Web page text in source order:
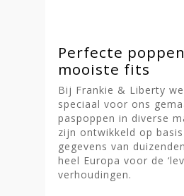
Perfecte
mooiste fits
Bij Frankie & Liberty
speciaal voor ons
paspoppen in diverse
zijn ontwikkeld op
gegevens van
heel Europa voor de
verhoudingen.